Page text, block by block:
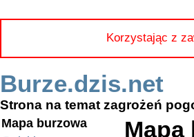
Korzystając z
Burze.dzis.net
Strona na temat zagrożeń
Mapa burzowa
Mapa